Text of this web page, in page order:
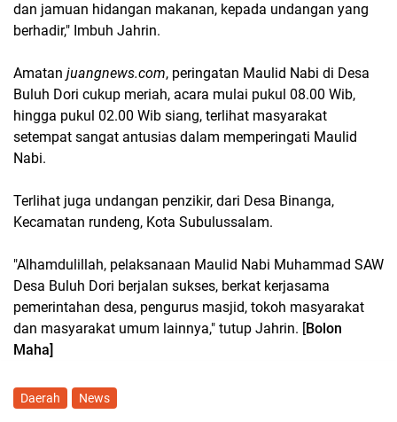
dan jamuan hidangan makanan, kepada undangan yang
berhadir," Imbuh Jahrin.
Amatan juangnews.com, peringatan Maulid Nabi di Desa
Buluh Dori cukup meriah, acara mulai pukul 08.00 Wib,
hingga pukul 02.00 Wib siang, terlihat masyarakat
setempat sangat antusias dalam memperingati Maulid
Nabi.
Terlihat juga undangan penzikir, dari Desa Binanga,
Kecamatan rundeng, Kota Subulussalam.
"Alhamdulillah, pelaksanaan Maulid Nabi Muhammad SAW
Desa Buluh Dori berjalan sukses, berkat kerjasama
pemerintahan desa, pengurus masjid, tokoh masyarakat
dan masyarakat umum lainnya," tutup Jahrin. [Bolon
Maha]
Daerah News